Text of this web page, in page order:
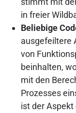
in freier
Beliebige
ausgefeiltere
von
beinhalten,
mit den
Prozesses
ist der Aspekt